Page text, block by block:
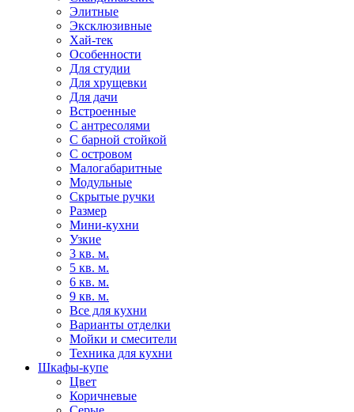
Элитные
Эксклюзивные
Хай-тек
Особенности
Для студии
Для хрущевки
Для дачи
Встроенные
С антресолями
С барной стойкой
С островом
Малогабаритные
Модульные
Скрытые ручки
Размер
Мини-кухни
Узкие
3 кв. м.
5 кв. м.
6 кв. м.
9 кв. м.
Все для кухни
Варианты отделки
Мойки и смесители
Техника для кухни
Шкафы-купе
Цвет
Коричневые